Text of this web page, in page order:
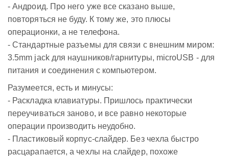
- Андроид. Про него уже все сказано выше,
повторяться не буду. К тому же, это плюсы
операционки, а не телефона.
- Стандартные разъемы для связи с внешним миром:
3.5mm jack для наушников/гарнитуры, microUSB - для
питания и соединения с компьютером.
Разумеется, есть и минусы:
- Раскладка клавиатуры. Пришлось практически
переучиваться заново, и все равно некоторые
операции производить неудобно.
- Пластиковый корпус-слайдер. Без чехла быстро
расцарапается, а чехлы на слайдер, похоже